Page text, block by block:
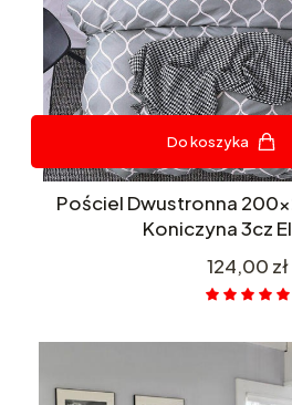
Do koszyka
Pościel Dwustronna
Koniczyna 3cz
Cena
124,00 zł